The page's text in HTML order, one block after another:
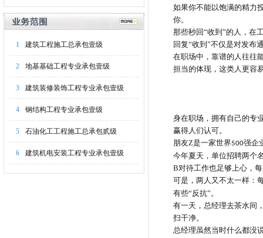
1 建筑工程施工总承包壹级
2 地基基础工程专业承包壹级
3 建筑装修装饰工程专业承包壹级
4 钢结构工程专业承包壹级
5 石油化工工程施工总承包贰级
6 建筑机电安装工程专业承包壹级
如果你不能以饱满的精力
你。
那些秒回“收到”的人，在
回复“收到”不仅是对发布
在职场中，靠谱的人往往
担当的体现，这类人更容
身在职场，拥有自己的专
赢得人们认可。
朋友Z是一家世界500强企
今年夏天，单位招聘两个
B对待工作也足够上心，
可是，两人又不太一样：
有些“反抗”。
有一天，总经理去茶水间
扫干净。
总经理虽然当时什么都没